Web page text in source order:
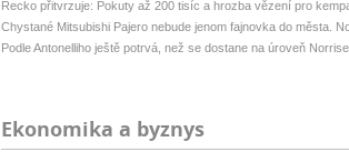
Řecko přitvrzuje: Pokuty až 200 tisíc a hrozba vězení pro
Chystané Mitsubishi Pajero nebude jenom fajnovka do města.
Podle Antonelliho ještě potrvá, než se dostane na úroveň
Ekonomika a byznys